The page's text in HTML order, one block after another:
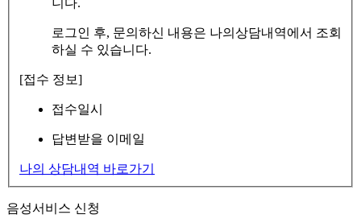
니다.
로그인 후, 문의하신 내용은 나의상담내역에서 조회
하실 수 있습니다.
[접수 정보]
접수일시
답변받을 이메일
나의 상담내역 바로가기
음성서비스 신청